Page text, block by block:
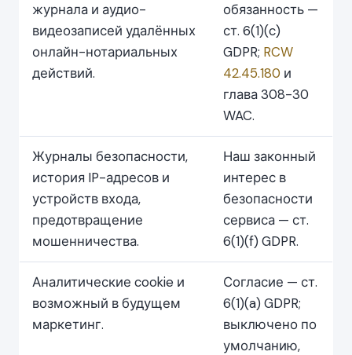
журнала и аудио-
видеозаписей удалённых
онлайн-нотариальных
действий.
обязанность —
ст. 6(1)(c)
GDPR; RCW
42.45.180 и
глава 308-30
WAC.
Журналы безопасности,
история IP-адресов и
устройств входа,
предотвращение
мошенничества.
Наш законный
интерес в
безопасности
сервиса — ст.
6(1)(f) GDPR.
Аналитические cookie и
возможный в будущем
маркетинг.
Согласие — ст.
6(1)(a) GDPR;
выключено по
умолчанию,